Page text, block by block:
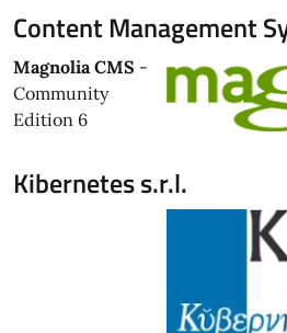
Content Management
Magnolia CMS -
Community
Edition 6
Kibernetes s.r.l.